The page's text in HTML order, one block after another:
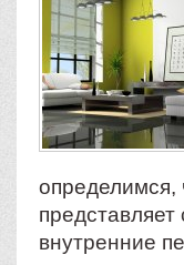
определимся,
представляет
внутренние